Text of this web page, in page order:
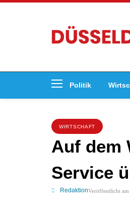
Politik
WIRTSCHAFT
Auf dem
Service
RedaktionVeröffentlicht am